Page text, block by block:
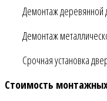
Демонтаж деревянной
Демонтаж
Срочная установка
Стоимость